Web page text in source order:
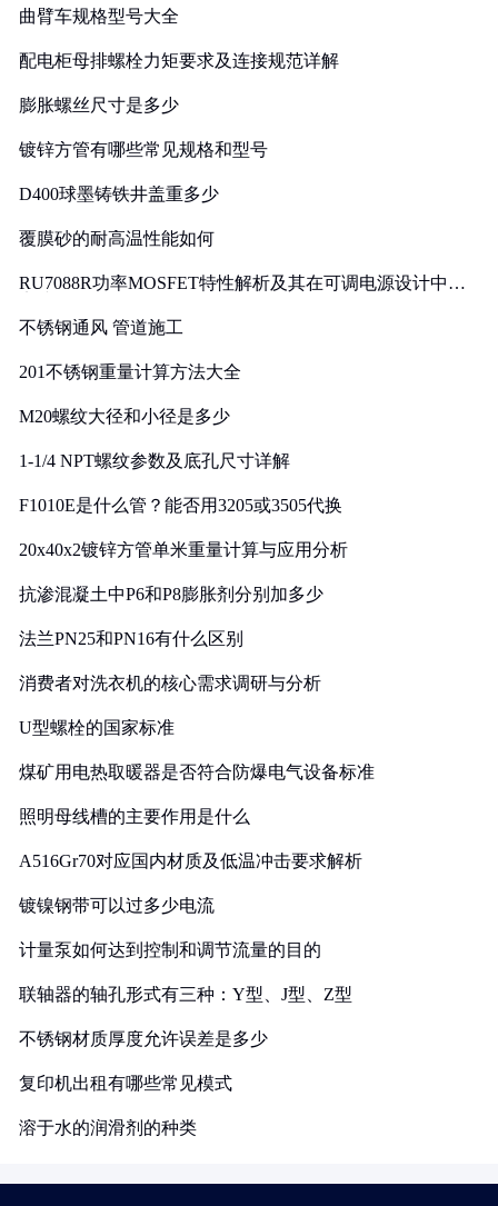
曲臂车规格型号大全
配电柜母排螺栓力矩要求及连接规范详解
膨胀螺丝尺寸是多少
镀锌方管有哪些常见规格和型号
D400球墨铸铁井盖重多少
覆膜砂的耐高温性能如何
RU7088R功率MOSFET特性解析及其在可调电源设计中的
不锈钢通风 管道施工
201不锈钢重量计算方法大全
M20螺纹大径和小径是多少
1-1/4 NPT螺纹参数及底孔尺寸详解
F1010E是什么管？能否用3205或3505代换
20x40x2镀锌方管单米重量计算与应用分析
抗渗混凝土中P6和P8膨胀剂分别加多少
法兰PN25和PN16有什么区别
消费者对洗衣机的核心需求调研与分析
U型螺栓的国家标准
煤矿用电热取暖器是否符合防爆电气设备标准
照明母线槽的主要作用是什么
A516Gr70对应国内材质及低温冲击要求解析
镀镍钢带可以过多少电流
计量泵如何达到控制和调节流量的目的
联轴器的轴孔形式有三种：Y型、J型、Z型
不锈钢材质厚度允许误差是多少
复印机出租有哪些常见模式
溶于水的润滑剂的种类